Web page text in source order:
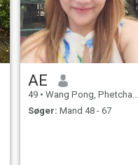
AE
49 • Wang Pong, Phetchabun, Thailand
Søger: Mand 48 - 67